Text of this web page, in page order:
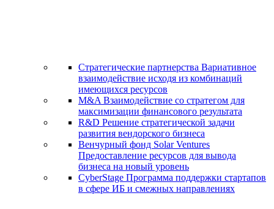
Стратегические партнерства Вариативное
взаимодействие исходя из комбинаций
имеющихся ресурсов
M&A Взаимодействие со стратегом для
максимизации финансового результата
R&D Решение стратегической задачи
развития вендорского бизнеса
Венчурный фонд Solar Ventures
Предоставление ресурсов для вывода
бизнеса на новый уровень
CyberStage Программа поддержки стартапов
в сфере ИБ и смежных направлениях